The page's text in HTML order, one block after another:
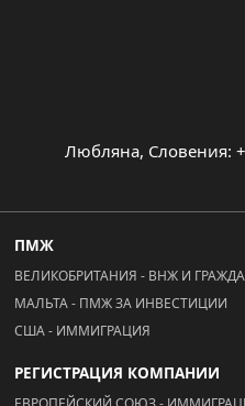
Любляна, Словения:
ПМЖ
ВЕЛИКОБРИТАНИЯ - ВНЖ И
МАЛЬТА - ПМЖ ЗА ИНВЕСТИЦИИ
США - ИММИГРАЦИЯ
РЕГИСТРАЦИЯ КОМПАНИИ